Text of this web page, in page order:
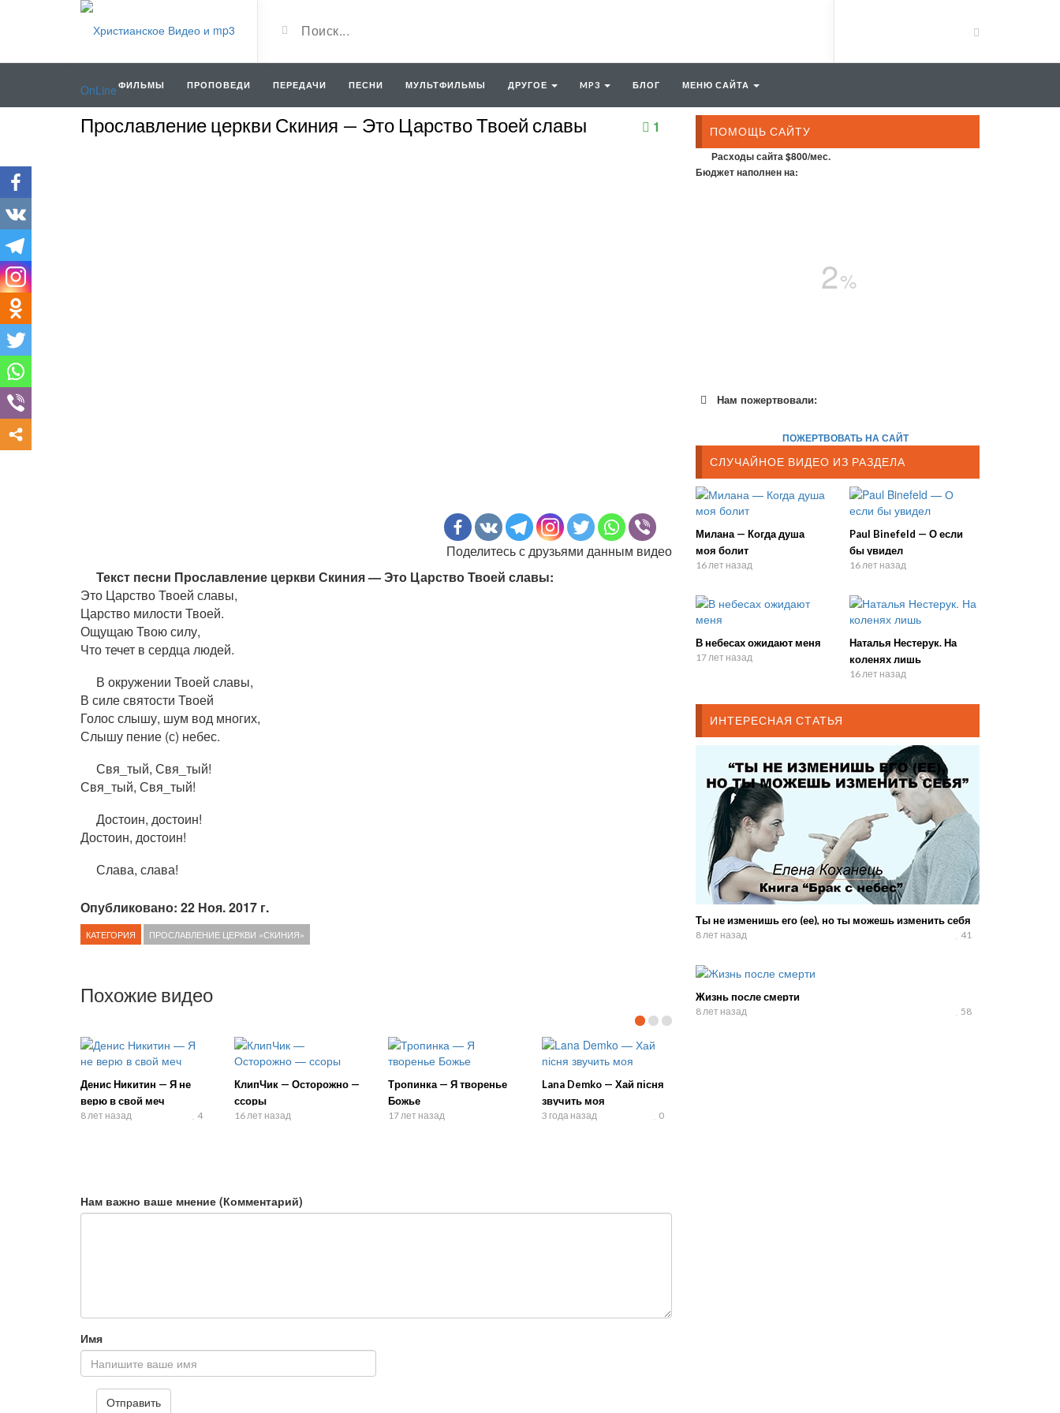
ФИЛЬМЫ ПРОПОВЕДИ ПЕРЕДАЧИ ПЕСНИ МУЛЬТФИЛЬМЫ ДРУГОЕ MP3 БЛОГ МЕНЮ САЙТА
Прославление церкви Скиния — Это Царство Твоей славы 1
Поделитесь с друзьями данным видео
Текст песни Прославление церкви Скиния — Это Царство Твоей славы:
Это Царство Твоей славы,
Царство милости Твоей.
Ощущаю Твою силу,
Что течет в сердца людей.
В окружении Твоей славы,
В силе святости Твоей
Голос слышу, шум вод многих,
Слышу пение (с) небес.
Свя_тый, Свя_тый!
Свя_тый, Свя_тый!
Достоин, достоин!
Достоин, достоин!
Слава, слава!
Опубликовано: 22 Ноя. 2017 г.
КАТЕГОРИЯ ПРОСЛАВЛЕНИЕ ЦЕРКВИ «СКИНИЯ»
Похожие видео
Денис Никитин — Я не
верю в свой меч
8 лет назад 4
КлипЧик — Осторожно —
ссоры
16 лет назад
Тропинка — Я творенье
Божье
17 лет назад
Lana Demko — Хай пісня
звучить моя
3 года назад 0
Нам важно ваше мнение (Комментарий)
Имя
ПОМОЩЬ САЙТУ
Расходы сайта $800/мес.
Бюджет наполнен на:
2%
Нам пожертвовали:
ПОЖЕРТВОВАТЬ НА САЙТ
СЛУЧАЙНОЕ ВИДЕО ИЗ РАЗДЕЛА
Милана — Когда душа
моя болит
16 лет назад
Paul Binefeld — О если
бы увидел
16 лет назад
В небесах ожидают меня
17 лет назад
Наталья Нестерук. На
коленях лишь
16 лет назад
ИНТЕРЕСНАЯ СТАТЬЯ
Ты не изменишь его (ее), но ты можешь изменить себя
8 лет назад 41
Жизнь после смерти
8 лет назад 58